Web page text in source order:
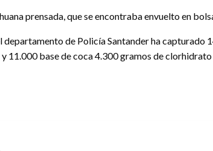
prensada, que se encontraba envuelto en
departamento de Policía Santander ha
11.000 base de coca 4.300 gramos de